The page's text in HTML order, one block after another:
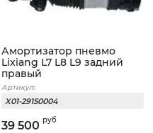
Амортизатор пневмо
Lixiang L7 L8 L9 задний
правый
Артикул:
X01-29150004
39 500 руб